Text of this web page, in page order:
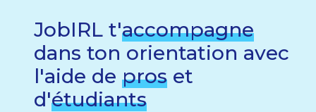
JobIRL t'accompagne
dans ton orientation avec
l'aide de pros et
d'étudiants